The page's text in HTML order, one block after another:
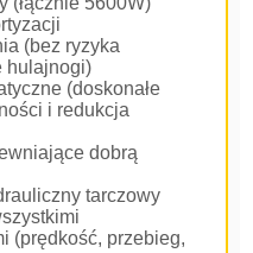
(bez ryzyka
hulajnogi)
(doskonałe
i redukcja
dobrą
tarczowy
(prędkość, przebieg,